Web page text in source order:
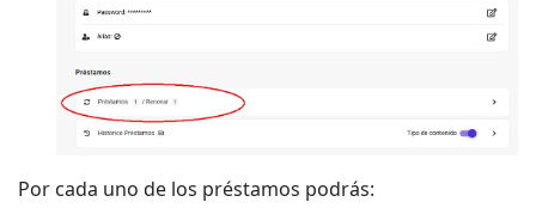
Por cada uno de los préstamos podrás: